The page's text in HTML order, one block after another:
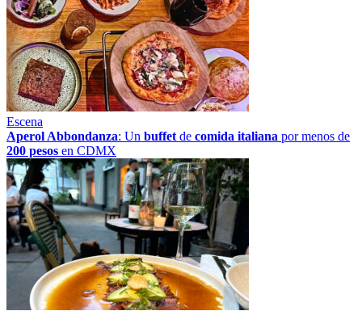
Escena
Aperol Abbondanza: Un buffet de comida italiana por menos de
200 pesos en CDMX